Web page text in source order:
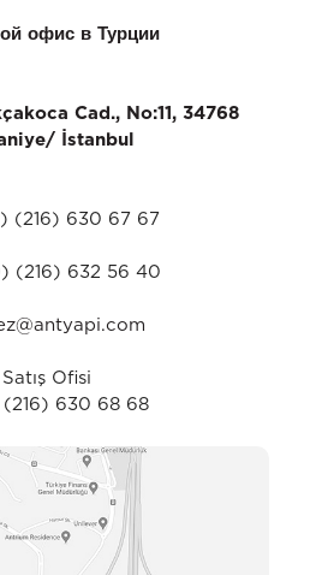
офис в Турции
Cad., No:11, 34768
İstanbul
(216) 630 67 67
(216) 632 56 40
Satış Ofisi
630 68 68